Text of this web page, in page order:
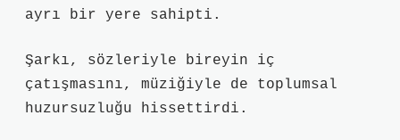
ayrı bir yere sahipti.
Şarkı, sözleriyle bireyin iç
çatışmasını, müziğiyle de toplumsal
huzursuzluğu hissettirdi.